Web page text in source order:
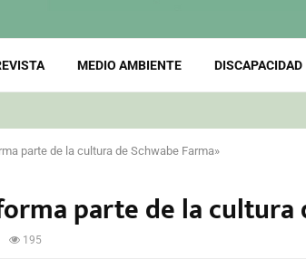
MEDIO AMBIENTE DISCAPACIDAD
parte de la cultura de Schwabe Farma»
parte de la cultura
195